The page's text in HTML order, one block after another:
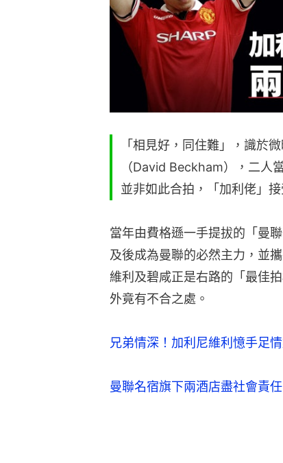
「相見好，同住難」，識於
（David Beckham），二人
並非如此合拍，「加利佬」
當年由費格遜一手提拔的「曼
及後成為曼聯的必然主力，並
維利及碧咸正是右路的「最佳
外竟有不合之處。
兄弟情深！加利尼維利憶手足
曼聯名宿旗下兩酒店盡社會責